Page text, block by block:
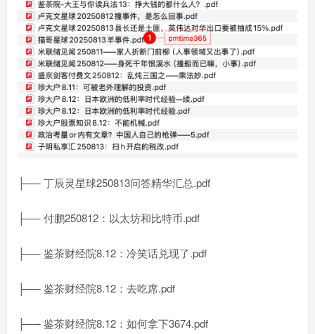
├── 丁辰灵星球250813问答精华汇总.pdf
├── 付鹏250812：以太坊和比特币.pdf
├── 鉴茶财经院8.12：冷笑话兑现了.pdf
├── 鉴茶财经院8.12：去吃席.pdf
├── 鉴茶财经院8.12：如何拿下3674.pdf